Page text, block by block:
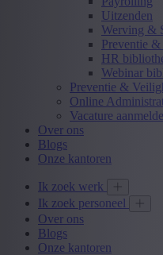
Uitzenden
Werving &
Preventie
HR
Webinar
Preventie &
Online
Vacature
Over ons
Blogs
Onze kantoren
Ik zoek werk
Ik zoek personeel
Over ons
Blogs
Onze kantoren